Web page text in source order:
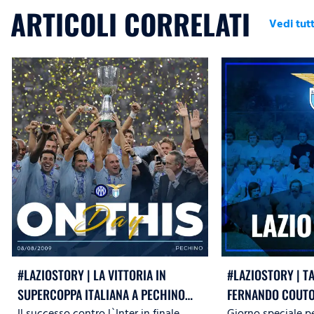
ARTICOLI CORRELATI Vedi
#LAZIOSTORY | LA VITTORIA IN
SUPERCOPPA ITALIANA A PECHINO
#LAZIOSTORY |
FERNANDO